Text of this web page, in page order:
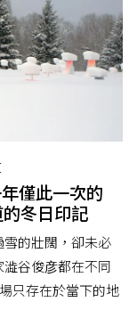
僅此一次的
的冬日印記
的壯闊，卻未必
谷俊彦都在不同
只存在於當下的地